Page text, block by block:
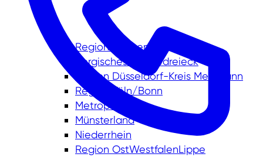
Region Aachen
Bergisches Städtedreieck
Region Düsseldorf-Kreis Mettmann
Region Köln/Bonn
Metropole Ruhr
Münsterland
Niederrhein
Region OstWestfalenLippe